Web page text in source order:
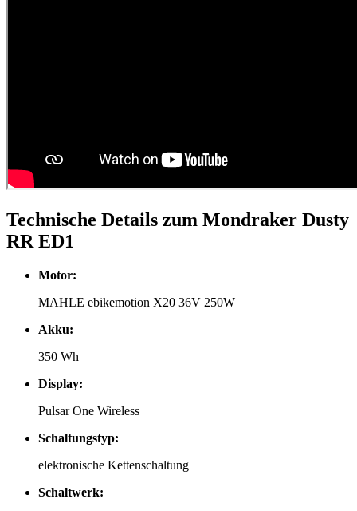
Technische Details zum Mondraker Dusty
RR ED1
Motor:
MAHLE ebikemotion X20 36V 250W
Akku:
350 Wh
Display:
Pulsar One Wireless
Schaltungstyp:
elektronische Kettenschaltung
Schaltwerk: